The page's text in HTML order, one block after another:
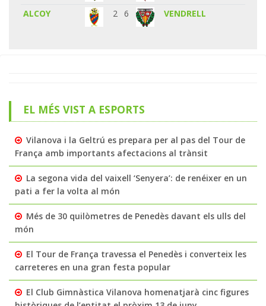
ALCOY 2 6 VENDRELL
EL MÉS VIST A ESPORTS
Vilanova i la Geltrú es prepara per al pas del Tour de
França amb importants afectacions al trànsit
La segona vida del vaixell ‘Senyera’: de renéixer en un
pati a fer la volta al món
Més de 30 quilòmetres de Penedès davant els ulls del
món
El Tour de França travessa el Penedès i converteix les
carreteres en una gran festa popular
El Club Gimnàstica Vilanova homenatjarà cinc figures